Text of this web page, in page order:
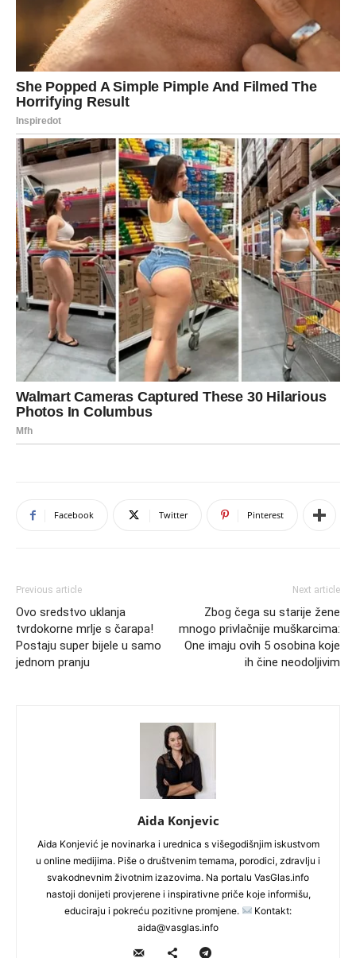
Facebook Twitter Pinterest
Previous article
Ovo sredstvo uklanja
tvrdokorne mrlje s čarapa!
Postaju super bijele u samo
jednom pranju
Next article
Zbog čega su starije žene
mnogo privlačnije muškarcima:
One imaju ovih 5 osobina koje
ih čine neodoljivim
Aida Konjevic
Aida Konjević je novinarka i urednica s višegodišnjim iskustvom
u online medijima. Piše o društvenim temama, porodici, zdravlju i
svakodnevnim životnim izazovima. Na portalu VasGlas.info
nastoji donijeti provjerene i inspirativne priče koje informišu,
educiraju i pokreću pozitivne promjene.
Kontakt:
aida@vasglas.info